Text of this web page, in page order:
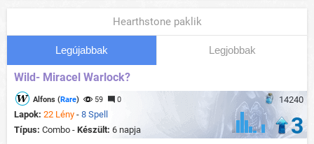
Hearthstone paklik
Legújabbak Legjobbak
Wild- Miracel Warlock?
14240
Alfons (Rare) 59 0
Lapok: 22 Lény - 8 Spell
Típus: Combo - Készült: 6 napja 3